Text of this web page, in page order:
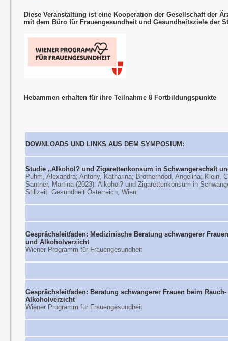
Diese Veranstaltung ist eine Kooperation der Gesellschaft der
mit dem Büro für Frauengesundheit und Gesundheitsziele der
Hebammen erhalten für ihre Teilnahme 8 Fortbildungspunkte
DOWNLOADS UND LINKS AUS DEM SYMPOSIUM:
Studie „Alkohol? und Zigarettenkonsum in Schwangerschaft
Puhm, Alexandra; Antony, Katharina; Brotherhood, Angelina; Klein,
Santner, Martina (2023): Alkohol? und Zigarettenkonsum in
Stillzeit. Gesundheit Österreich, Wien.
Gesprächsleitfaden: Medizinische Beratung schwangerer
und Alkoholverzicht
Wiener Programm für Frauengesundheit
Gesprächsleitfaden: Beratung schwangerer Frauen beim
Alkoholverzicht
Wiener Programm für Frauengesundheit